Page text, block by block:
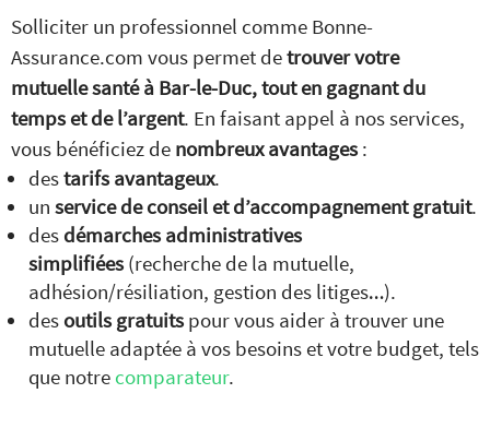
Solliciter un professionnel comme Bonne-
Assurance.com vous permet detrouver votre
mutuelle santé à Bar-le-Duc, tout en gagnant du
temps et de l’argent. En faisant appel à nos services,
vous bénéficiez de nombreux avantages :
destarifs avantageux.
un service de conseil et d’accompagnement gratuit.
des démarches administratives
simplifiées (recherche de la mutuelle,
adhésion/résiliation, gestion des litiges…).
des outils gratuits pour vous aider à trouver une
mutuelle adaptée à vos besoins et votre budget, tels
que notre comparateur.
Comparez nos offres de
mutuelleGRATUITEMENT
etSANS ENGAGEMENT
JE COMPARE
les devis mutuelles santé